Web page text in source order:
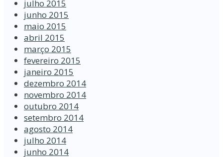
julho 2015
junho 2015
maio 2015
abril 2015
março 2015
fevereiro 2015
janeiro 2015
dezembro 2014
novembro 2014
outubro 2014
setembro 2014
agosto 2014
julho 2014
junho 2014